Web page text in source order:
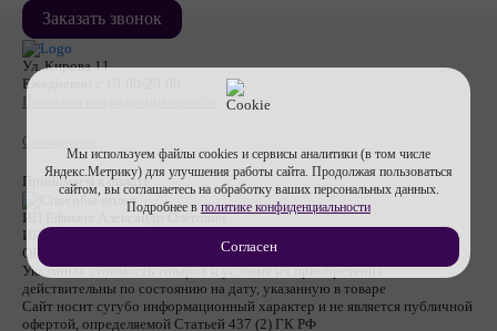
Заказать звонок
Ул. Кирова 11
Ежедневно с 10:00-20:00
Политика конфиденциальности
Соглашение
Принимаем к оплате
ИП Ефимов Александр Олегович
ИНН
ОГРНИП
Указанная стоимость товаров и условия их приобретения
действительны по состоянию на дату, указанную в товаре
Сайт носит сугубо информационный характер и не является публичной
офертой, определяемой Статьей 437 (2) ГК РФ
Мы используем файлы cookies и сервисы аналитики (в том числе
Яндекс.Метрику) для улучшения работы сайта. Продолжая пользоваться
сайтом, вы соглашаетесь на обработку ваших персональных данных.
Подробнее в политике конфиденциальности
Согласен